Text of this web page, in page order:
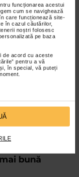
funcționarea acestui
cum se navighează
care funcționează site-
în cazul căutărilor,
noștri folosesc
pe baza
de acord cu aceste
pentru a vă
în special, vă puteți
bună